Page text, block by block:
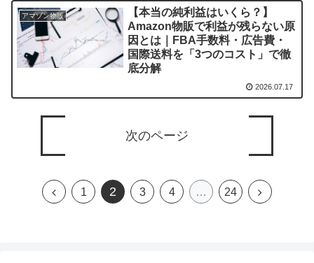
アマゾン物販
【本当の純利益はいくら？】
Amazon物販で利益が残らない原
因とは｜FBA手数料・広告費・
国際送料を「3つのコスト」で徹
底分解
2026.07.17
次のページ
前
1 2 3 4 … 24
次